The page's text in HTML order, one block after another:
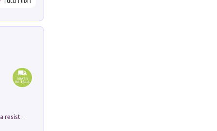
Memorial Santa Giulia. Sculture per la resistenza Monchio di Palagano